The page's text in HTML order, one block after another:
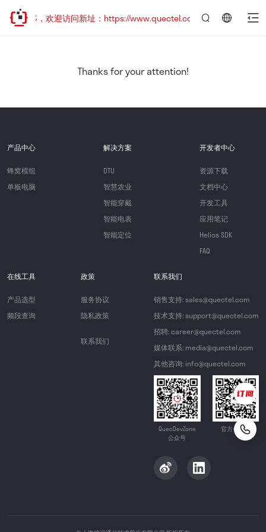
址已迁移，欢迎访问新址：https://www.quectel.com.cn
Thanks for your attention!
产品中心
蜂窝模组
单板电脑
解决方案
DTU
智慧农业
智能穿戴
智能电表
智能定位
开发者中心
资源下载
文档中心
开发工具
应用笔记
Helios SDK
FAQ
在线工具
产品选型
频段查询
政策
服务协议
隐私政策
联系我们
联系我们
销售支持: sales@quectel.com
技术支持: support@quectel.com
招聘: career@quectel.com
媒体联系: media@quectel.com
其他咨询: info@quectel.com
QuecDevZone
公众号
官方公众号